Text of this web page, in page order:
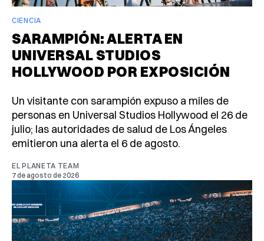
CIENCIA
SARAMPIÓN: ALERTA EN
UNIVERSAL STUDIOS
HOLLYWOOD POR EXPOSICIÓN
Un visitante con sarampión expuso a miles de
personas en Universal Studios Hollywood el 26 de
julio; las autoridades de salud de Los Ángeles
emitieron una alerta el 6 de agosto.
EL PLANETA TEAM
7 de agosto de 2026